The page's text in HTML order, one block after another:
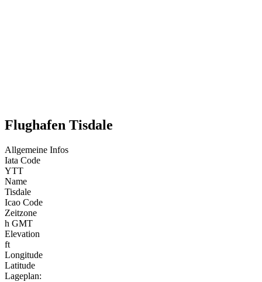
Flughafen Tisdale
Allgemeine Infos
Iata Code
YTT
Name
Tisdale
Icao Code
Zeitzone
h GMT
Elevation
ft
Longitude
Latitude
Lageplan: